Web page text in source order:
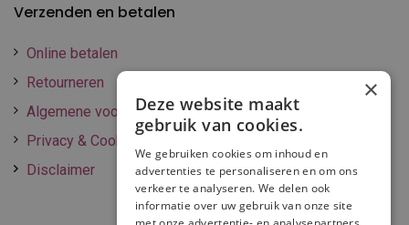
Verzenden en betalen
Online betalen
Retourneren
Algemene voorwaarden
Privacy & Cookie policy
Disclaimer
×
Deze website maakt
gebruik van cookies.
We gebruiken cookies om inhoud en
advertenties te personaliseren en om ons
verkeer te analyseren. We delen ook
informatie over uw gebruik van onze site